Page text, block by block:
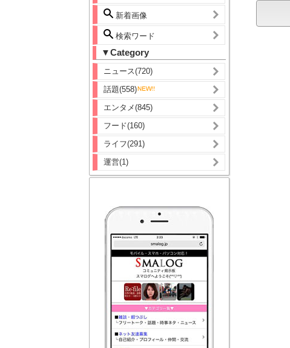
新着画像
検索ワード
▼Category
ニュース(720)
話題(558)
エンタメ(845)
フード(160)
ライフ(291)
運営(1)